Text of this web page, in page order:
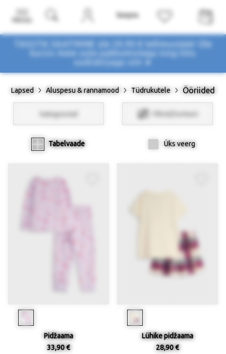
TASUTA SAATMINE üle 29,90 € tellimustele! Ole
kursis meie uute pakkumistega
uudiskirjaga siin ➤
Lapsed Aluspesu & rannamood Tüdrukutele Ööriided
Kategooriad Filtrid/Sorteeri
Tabelvaade Üks veerg
Pidžaama
33,90 €
Lühike pidžaama
28,90 €